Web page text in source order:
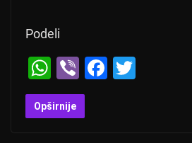
Podeli
W
h
at
Vi
b
er
F
Opširnije